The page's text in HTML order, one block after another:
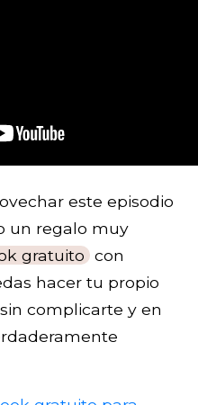
este episodio
un regalo muy
gratuito con
hacer tu propio
complicarte y en